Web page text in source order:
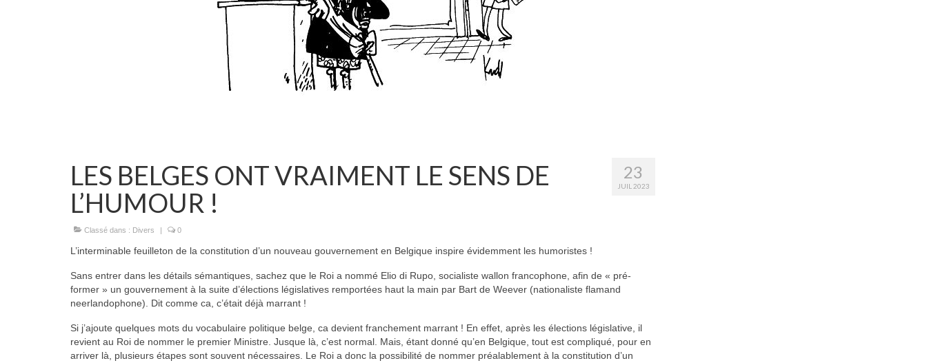
23
JUIL 2023
LES BELGES ONT VRAIMENT LE SENS DE
L’HUMOUR !
Classé dans : Divers | 0
L’interminable feuilleton de la constitution d’un nouveau gouvernement en Belgique inspire évidemment les humoristes !
Sans entrer dans les détails sémantiques, sachez que le Roi a nommé Elio di Rupo, socialiste wallon francophone, afin de « pré-
former » un gouvernement à la suite d’élections législatives remportées haut la main par Bart de Weever (nationaliste flamand
neerlandophone). Dit comme ca, c’était déjà marrant !
Si j’ajoute quelques mots du vocabulaire politique belge, ca devient franchement marrant ! En effet, après les élections législative, il
revient au Roi de nommer le premier Ministre. Jusque là, c’est normal. Mais, étant donné qu’en Belgique, tout est compliqué, pour en
arriver là, plusieurs étapes sont souvent nécessaires. Le Roi a donc la possibilité de nommer préalablement à la constitution d’un